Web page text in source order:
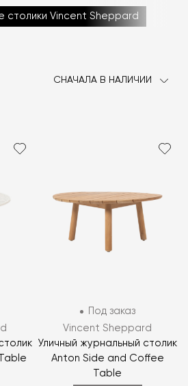
столики Vincent Sheppard
СНАЧАЛА В НАЛИЧИИ
Под заказ
Vincent Sheppard
Уличный журнальный столик
Anton Side and Coffee
Table